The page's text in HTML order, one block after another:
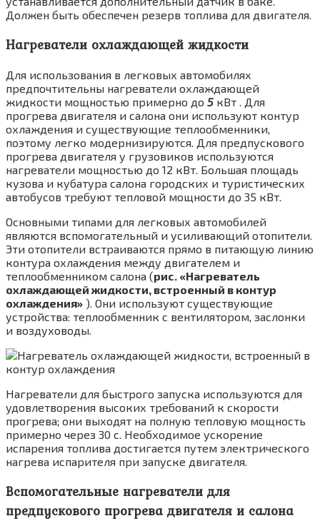
Должен быть обе­спечен резерв топлива для двигателя.
Нагреватели охлаждающей жидкости
Для использования в легковых автомобилях
предпочтительны нагреватели охлаждающей
жидкости мощностью примерно до 5 кВт . Для
прогрева двигателя и салона они используют контур
охлаждения и существующие тепло­обменники,
поэтому легко модернизируются. Для предпускового
прогрева двигателя у гру­зовиков используются
нагреватели мощно­стью до 12 кВт. Большая площадь
кузова и кубатура салона городских и туристических
автобусов требуют тепловой мощности до 35 кВт.
Основными типами для легковых автомоби­лей
являются вспомогательный и усиливаю­щий отопители.
Эти отопители встраиваются прямо в питающую линию
контура охлажде­ния между двигателем и
теплообменником салона (рис. «Нагреватель
охлаждающей жидкости, встроенный в контур
охлаждения» ). Они используют существую­щие
устройства: теплообменник с вентилято­ром, заслонки
и воздуховоды.
Нагреватели для быстрого запуска исполь­зуются для
удовлетворения высоких требо­ваний к скорости
прогрева; они выходят на полную тепловую мощность
примерно через 30 с. Необходимое ускорение
испарения то­плива достигается путем электрического
на­грева испарителя при запуске двигателя.
Вспомогательные нагреватели для
предпускового прогрева двигателя и салона